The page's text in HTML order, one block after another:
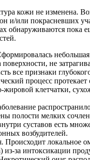
кожи не изменена.
и/или покрасневших
обнаруживаются пока
небольшая
поверхности, не
все признаки
процесс протекает
жировой клетчатки,
полости мелких
суставов есть
возбудителей.
Происходит локальное
из-за интоксикации